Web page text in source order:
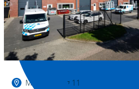
Binnen kijken?
Magazijnweg 11